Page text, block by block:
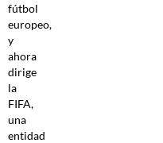
fútbol
europeo,
y
ahora
dirige
la
FIFA,
una
entidad